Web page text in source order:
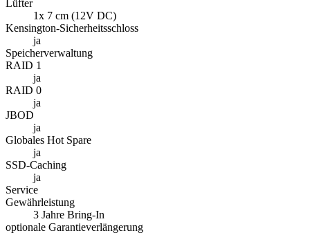
Service
Gewährleistung
3 Jahre Bring-In
optionale Garantieverlängerung
auf bis zu 5 Jahre
Lieferumfang
Paketinhalt
Ethernet-Kabel, Quick Installation Guide, Schrauben,
Menü schließen
Informationen zu "QNAP TS-253E"
Dual 2,5GbE, 8GB RAM und langfristige
Verfügbarkeit